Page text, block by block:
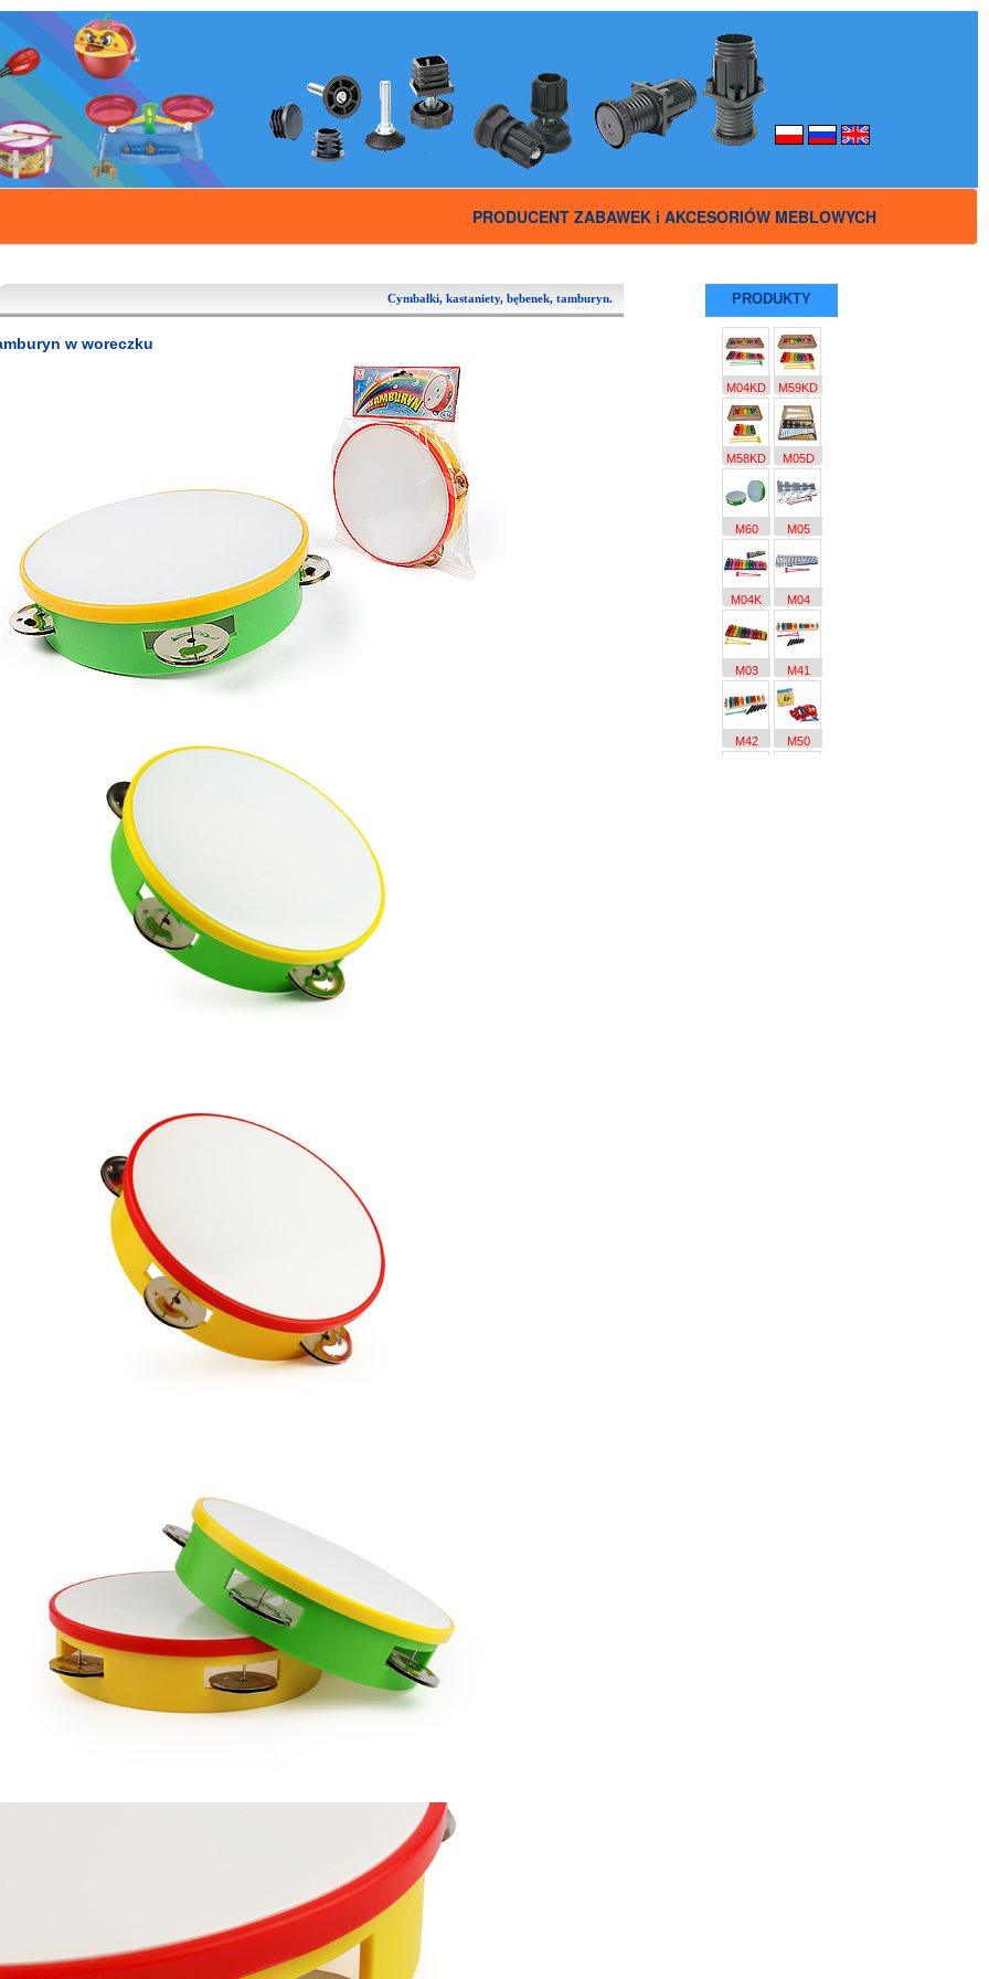
PRODUCENT ZABAWEK i AKCESORIÓW MEBLOWYCH
Cymbałki, kastaniety, bębenek, tamburyn.
w woreczku
PRODUKTY
M04KD M59KD
M58KD M05D
M60 M05
M04K M04
M03 M41
M42 M50